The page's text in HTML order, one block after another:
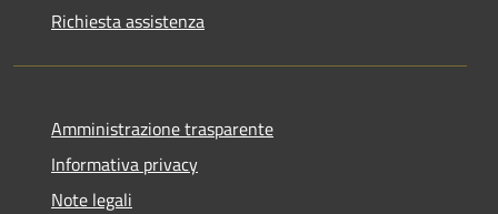
Richiesta assistenza
Amministrazione trasparente
Informativa privacy
Note legali